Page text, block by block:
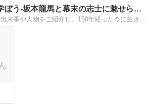
明治維新から学ぼう-坂本龍馬と幕末の志士に魅せられて